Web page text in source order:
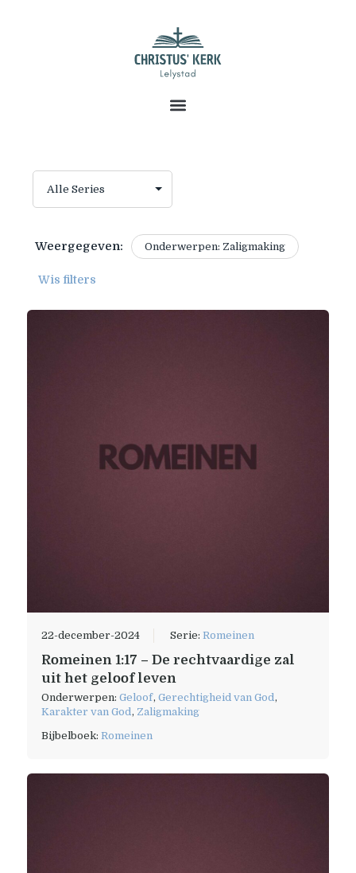
Weergegeven: Onderwerpen: Zaligmaking
Wis filters
22-december-2024 Serie: Romeinen
Romeinen 1:17 – De rechtvaardige zal
uit het geloof leven
Onderwerpen: Geloof, Gerechtigheid van God,
Karakter van God, Zaligmaking
Bijbelboek: Romeinen